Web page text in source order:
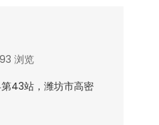
浏览
43站，潍坊市高密